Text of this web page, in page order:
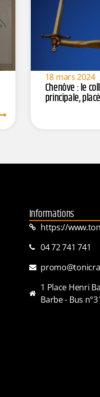
18 mars 2024
Chenôve : le
principale,
Informations
https://
04 72 741 741
1 Place Henri
Barbe - Bus